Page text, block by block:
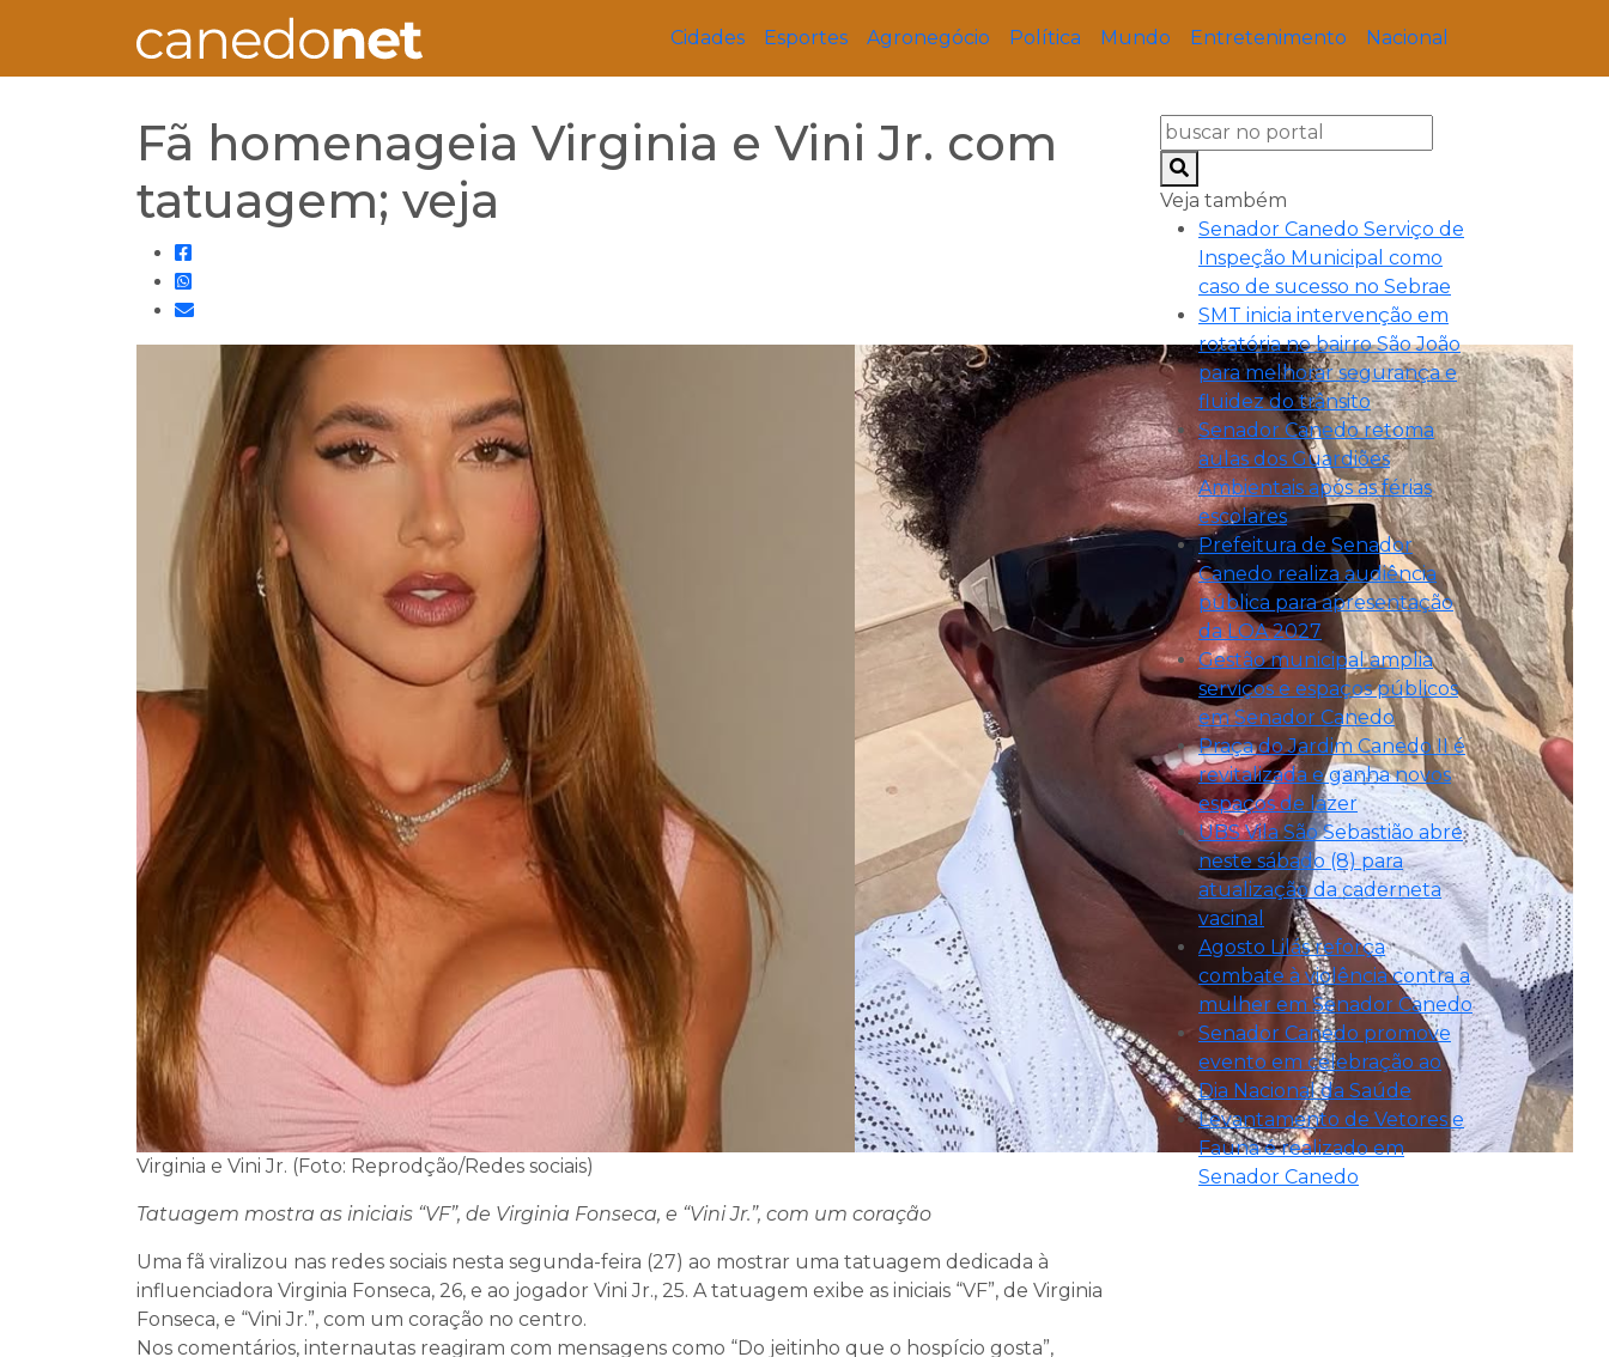
Cidades Esportes Agronegócio Política Mundo Entretenimento Nacional
Fã homenageia Virginia e Vini Jr. com
tatuagem; veja
Virginia e Vini Jr. (Foto: Reprodção/Redes sociais)
Tatuagem mostra as iniciais “VF”, de Virginia Fonseca, e “Vini Jr.”, com um coração
Uma fã viralizou nas redes sociais nesta segunda-feira (27) ao mostrar uma tatuagem dedicada à
influenciadora Virginia Fonseca, 26, e ao jogador Vini Jr., 25. A tatuagem exibe as iniciais “VF”, de Virginia
Fonseca, e “Vini Jr.”, com um coração no centro.
Nos comentários, internautas reagiram com mensagens como “Do jeitinho que o hospício gosta”,
Veja também
Senador Canedo Serviço de
Inspeção Municipal como
caso de sucesso no Sebrae
SMT inicia intervenção em
rotatória no bairro São João
para melhorar segurança e
fluidez do trânsito
Senador Canedo retoma
aulas dos Guardiões
Ambientais após as férias
escolares
Prefeitura de Senador
Canedo realiza audiência
pública para apresentação
da LOA 2027
Gestão municipal amplia
serviços e espaços públicos
em Senador Canedo
Praça do Jardim Canedo II é
revitalizada e ganha novos
espaços de lazer
UBS Vila São Sebastião abre
neste sábado (8) para
atualização da caderneta
vacinal
Agosto Lilás reforça
combate à violência contra a
mulher em Senador Canedo
Senador Canedo promove
evento em celebração ao
Dia Nacional da Saúde
Levantamento de Vetores e
Fauna é realizado em
Senador Canedo